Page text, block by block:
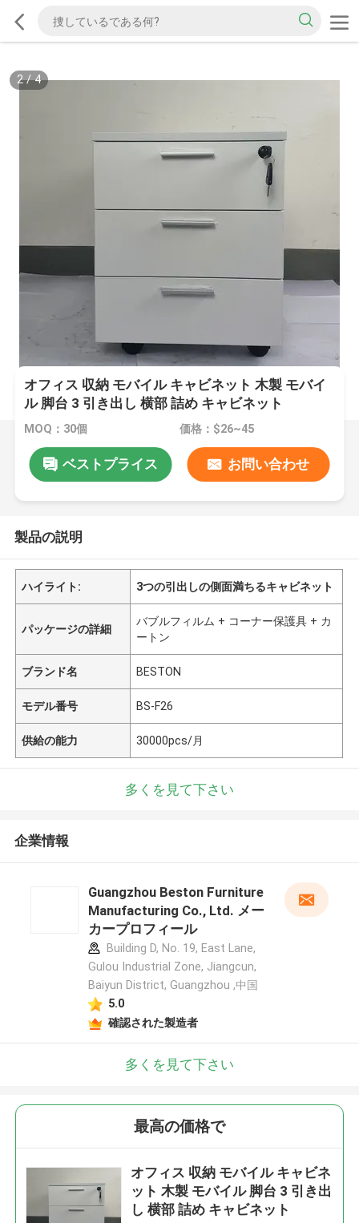
2/4
オフィス 収納 モバイル キャビネット 木製 モバイ
ル 脚台 3 引き出し 横部 詰め キャビネット
MOQ：30個 価格：$26~45
ベストプライス お問い合わせ
製品の説明
ハイライト: 3つの引出しの側面満ちるキャビネット
パッケージの詳細
バブルフィルム + コーナー保護具 + カ
ートン
ブランド名 BESTON
モデル番号 BS-F26
供給の能力 30000pcs/月
多くを見て下さい
企業情報
Guangzhou Beston Furniture
Manufacturing Co., Ltd. メー
カープロフィール
Building D, No. 19, East Lane,
Gulou Industrial Zone, Jiangcun,
Baiyun District, Guangzhou ,中国
5.0
確認された製造者
多くを見て下さい
最高の価格で
オフィス 収納 モバイル キャビネ
ット 木製 モバイル 脚台 3 引き出
し 横部 詰め キャビネット